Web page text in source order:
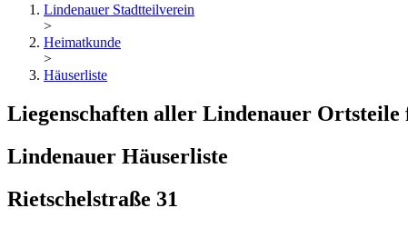
Lindenauer Stadtteilverein
>
Heimatkunde
>
Häuserliste
Liegenschaften aller Lindenauer Ortsteile
Lindenauer Häuserliste
Rietschelstraße 31